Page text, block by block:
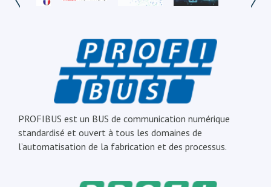
PROFIBUS est un BUS de communication numérique
standardisé et ouvert à tous les domaines de
l’automatisation de la fabrication et des processus.